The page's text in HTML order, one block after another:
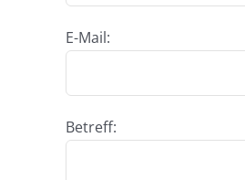
E-Mail:
Betreff: